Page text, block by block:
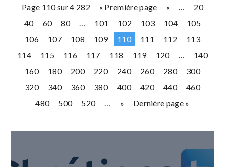
Page 110 sur 4 282 « Première page « …
20
40
60 80 … 101 102 103 104
105
106
107 108 109 110 111 112
113
114
115 116 117 118 119 120 …
140
160
180 200 220 240 260 280
300
320
340 360 380 400 420 440
460
480
500 520 … » Dernière page »